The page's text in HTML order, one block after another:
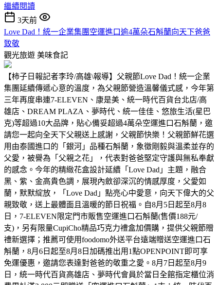
繼續閱讀
3天前
Love Dad！統一企業集團空運進口逾4萬朵石斛蘭向天下爸爸
致敬
觀光旅遊 美味食記
【柿子日報記者李玲/高雄\報導】父親節Love Dad！統一企業
集團延續傳遞心意的溫度，為父親節營造溫馨儀式感，今年第
三年再度串連7-ELEVEN、康是美、統一時代百貨台北店/高
雄店、DREAM PLAZA、夢時代、統一佳佳、悠旅生活(星巴
克)等超過10大品牌，貼心備妥超過4萬朵空運進口石斛蘭，邀
請您一起向全天下父親送上感謝，父親節快樂！父親節鮮花選
用由泰國進口的「銀河」品種石斛蘭，象徵剛毅與溫柔並存的
父愛，被譽為「父親之花」，代表對爸爸堅定守護與無私奉獻
的感念。今年的精緻花盒設計延續「Love Dad」主題，融合
黑、紫、金高貴色調，展現內斂卻深沉的情感厚度，父愛如
蘭，默默綻放，「Love Dad」點亮心中愛意，向天下偉大的父
親致敬，送上最體面且溫暖的節日祝福。自8月5日起至8月8
日，7-ELEVEN限定門市販售空運進口石斛蘭(售價188元/
支)，另有限量CupiCho精品巧克力禮盒加價購，提供父親節贈
禮新選擇；推薦可使用foodomo外送平台遠端贈送空運進口石
斛蘭，8月6日起至8月8日加碼推出用1點OPENPOINT即可享
免運優惠，邀請您表達對爸爸的敬重之愛。8月7日起至8月9
日，統一時代百貨高雄店、夢時代會員於當日全館指定櫃位消